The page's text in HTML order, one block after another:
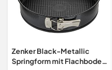
Zenker Black-Metallic
Springform mit Flachboden